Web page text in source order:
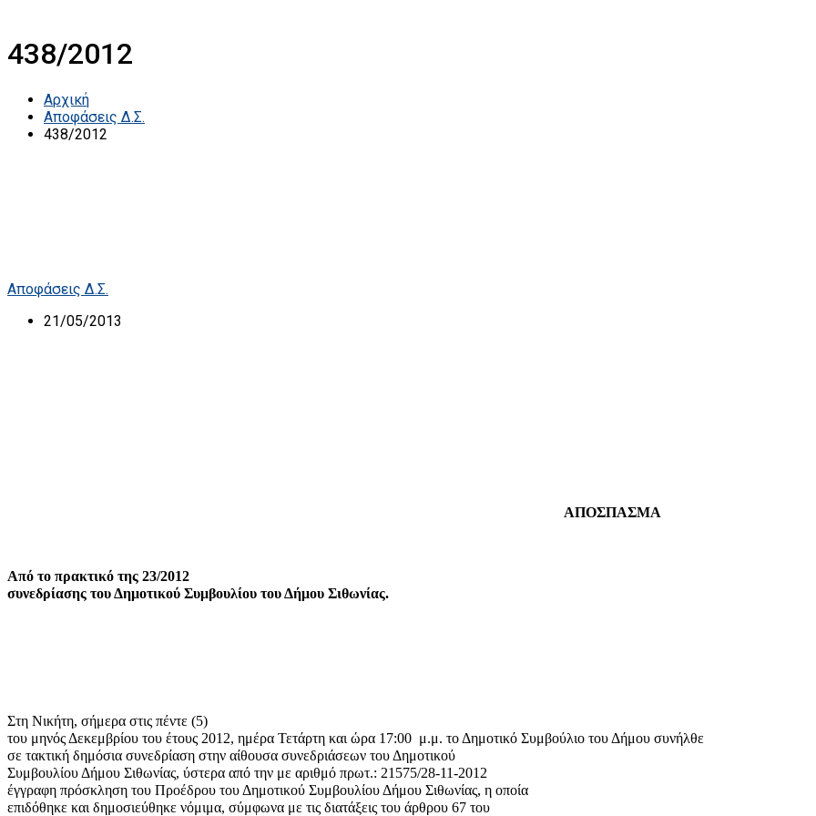
438/2012
Αρχική
Αποφάσεις Δ.Σ.
438/2012
Αποφάσεις Δ.Σ.
21/05/2013
ΑΠΟΣΠΑΣΜΑ
Από το πρακτικό της 23/2012
συνεδρίασης του Δημοτικού Συμβουλίου του Δήμου Σιθωνίας.
Στη Νικήτη, σήμερα στις πέντε (5)
του μηνός Δεκεμβρίου του έτους 2012, ημέρα Τετάρτη και ώρα 17:00 μ.μ. το Δημοτικό Συμβούλιο του Δήμου συνήλθε
σε τακτική δημόσια συνεδρίαση στην αίθουσα συνεδριάσεων του Δημοτικού
Συμβουλίου Δήμου Σιθωνίας, ύστερα από την με αριθμό πρωτ.: 21575/28-11-2012
έγγραφη πρόσκληση του Προέδρου του Δημοτικού Συμβουλίου Δήμου Σιθωνίας, η οποία
επιδόθηκε και δημοσιεύθηκε νόμιμα, σύμφωνα με τις διατάξεις του άρθρου 67 του